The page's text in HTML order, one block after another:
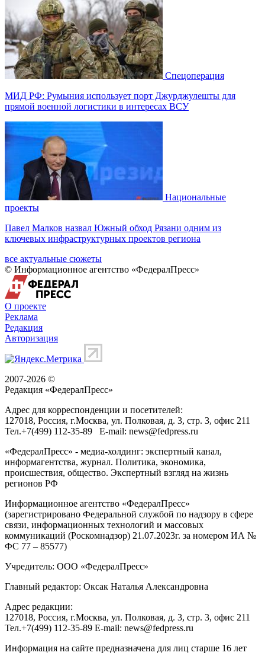
Спецоперация
МИД РФ: Румыния использует порт Джурджулешты для
прямой военной логистики в интересах ВСУ
Национальные
проекты
Павел Малков назвал Южный обход Рязани одним из
ключевых инфраструктурных проектов региона
все актуальные сюжеты
© Информационное агентство «ФедералПресс»
О проекте
Реклама
Редакция
Авторизация
2007-2026 ©
Редакция «ФедералПресс»
Адрес для корреспонденции и посетителей:
127018, Россия, г.Москва, ул. Полковая, д. 3, стр. 3, офис 211
Тел.+7(499) 112-35-89 E-mail: news@fedpress.ru
«ФедералПресс» - медиа-холдинг: экспертный канал,
информагентства, журнал. Политика, экономика,
происшествия, общество. Экспертный взгляд на жизнь
регионов РФ
Информационное агентство «ФедералПресс»
(зарегистрировано Федеральной службой по надзору в сфере
связи, информационных технологий и массовых
коммуникаций (Роскомнадзор) 21.07.2023г. за номером ИА №
ФС 77 – 85577)
Учредитель: ООО «ФедералПресс»
Главный редактор: Оксак Наталья Александровна
Адрес редакции:
127018, Россия, г.Москва, ул. Полковая, д. 3, стр. 3, офис 211
Тел.+7(499) 112-35-89 E-mail: news@fedpress.ru
Информация на сайте предназначена для лиц старше 16 лет